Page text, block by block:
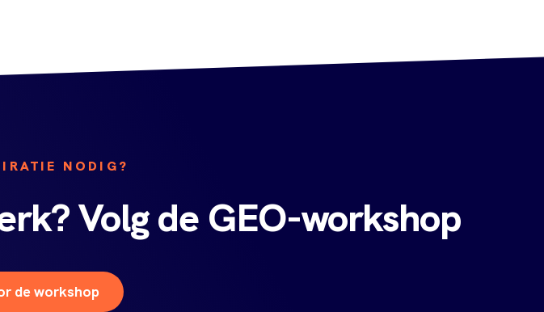
NODIG?
Volg de GEO-workshop
de workshop